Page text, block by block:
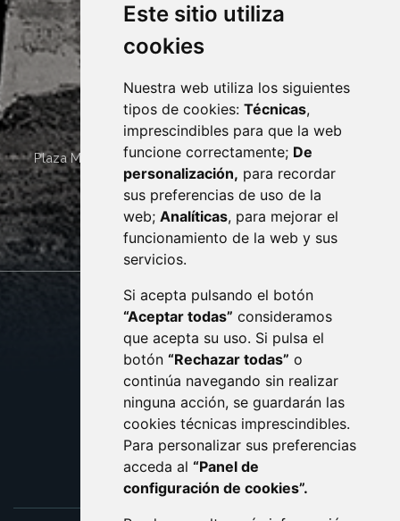
Este sitio utiliza
cookies
Nuestra web utiliza los siguientes
tipos de cookies: Técnicas,
imprescindibles para que la web
funcione correctamente; De
personalización, para recordar
sus preferencias de uso de la
web; Analíticas, para mejorar el
funcionamiento de la web y sus
servicios.
Si acepta pulsando el botón
“Aceptar todas” consideramos
que acepta su uso. Si pulsa el
botón “Rechazar todas” o
continúa navegando sin realizar
ninguna acción, se guardarán las
cookies técnicas imprescindibles.
Para personalizar sus preferencias
acceda al “Panel de
configuración de cookies”.
Plaza Mayor 4 22400 MONZÓN - ARAGÓN (ESPAÑA)
· (34) 974 400 700 ·
sac@monzon.es
monzon.es
CONTACTO
AVISO LEGAL
PROTECCIÓN DE DATOS
POLÍTICA DE COOKIES
ACCESIBILIDAD
ENLACE EXTERNO AL